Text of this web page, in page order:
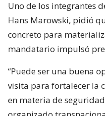
Uno de los integrantes
Hans Marowski, pidió
concreto para
mandatario impulsó
“Puede ser una buena
visita para fortalecer la
en materia de